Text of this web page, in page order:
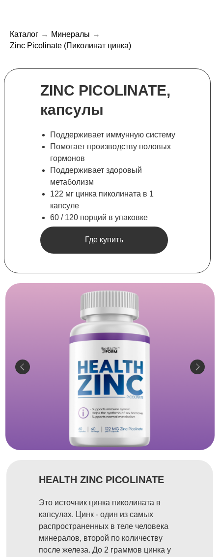
Каталог → Минералы →
Zinc Picolinate (Пиколинат цинка)
Это источник цинка пиколината в
капсулах. Цинк - один из самых
распространенных в теле человека
минералов, второй по количеству
после железа. До 2 граммов цинка у
HEALTH ZINC PICOLINATE
Поддерживает иммунную систему
Помогает производству половых
гормонов
Поддерживает здоровый
метаболизм
122 мг цинка пиколината в 1
капсуле
60 / 120 порций в упаковке
ZINC PICOLINATE,
капсулы
Где купить